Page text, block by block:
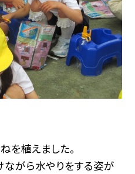
を植えました。
ながら水やりをする姿が